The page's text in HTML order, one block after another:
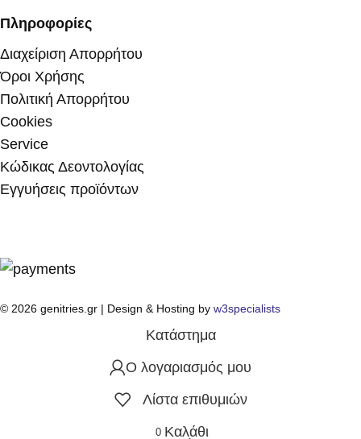
Πληροφορίες
Διαχείριση Απορρήτου
Όροι Χρήσης
Πολιτική Απορρήτου
Cookies
Service
Κώδικας Δεοντολογίας
Εγγυήσεις προϊόντων
© 2026 genitries.gr | Design & Hosting by w3specialists
Κατάστημα
Ο λογαριασμός μου
Λίστα επιθυμιών
0 Καλάθι